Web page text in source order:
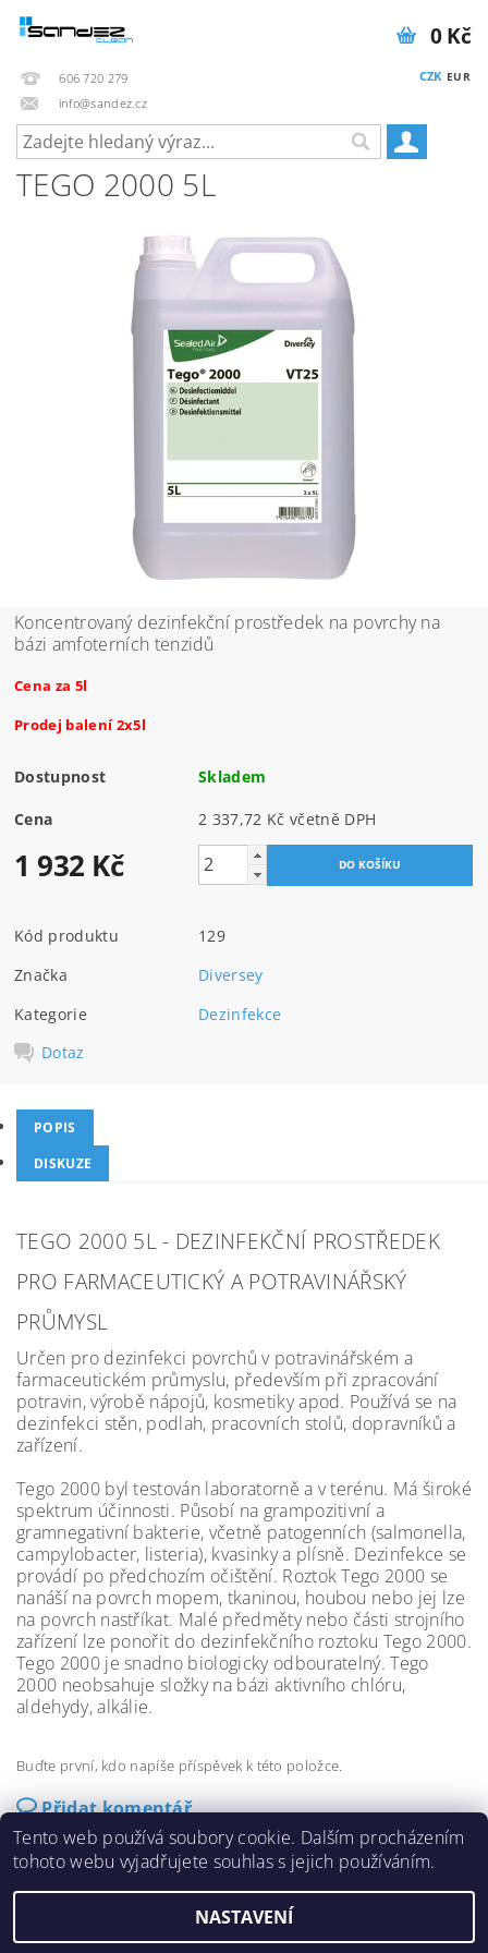
606 720 279
info@sandez.cz
CZK EUR
0 Kč
TEGO 2000 5L
Koncentrovaný dezinfekční prostředek na povrchy na
bázi amfoterních tenzidů
Cena za 5l
Prodej balení 2x5l
Dostupnost Skladem
Cena 2 337,72 Kč včetně DPH
1 932 Kč
Kód produktu
129
Značka
Diversey
Kategorie
Dezinfekce
Dotaz
POPIS
DISKUZE
TEGO 2000 5L - DEZINFEKČNÍ PROSTŘEDEK
PRO FARMACEUTICKÝ A POTRAVINÁŘSKÝ
PRŮMYSL
Určen pro dezinfekci povrchů v potravinářském a
farmaceutickém průmyslu, především při zpracování
potravin, výrobě nápojů, kosmetiky apod. Používá se na
dezinfekci stěn, podlah, pracovních stolů, dopravníků a
zařízení.
Tego 2000 byl testován laboratorně a v terénu. Má široké
spektrum účinnosti. Působí na grampozitivní a
gramnegativní bakterie, včetně patogenních (salmonella,
campylobacter, listeria), kvasinky a plísně. Dezinfekce se
provádí po předchozím očištění. Roztok Tego 2000 se
nanáší na povrch mopem, tkaninou, houbou nebo jej lze
na povrch nastříkat. Malé předměty nebo části strojního
zařízení lze ponořit do dezinfekčního roztoku Tego 2000.
Tego 2000 je snadno biologicky odbouratelný. Tego
2000 neobsahuje složky na bázi aktivního chlóru,
aldehydy, alkálie.
Buďte první, kdo napíše příspěvek k této položce.
Přidat komentář
2026 ©Sandez, všechna práva vyhrazena
Tento web používá soubory cookie. Dalším procházením
tohoto webu vyjadřujete souhlas s jejich používáním.
NASTAVENÍ